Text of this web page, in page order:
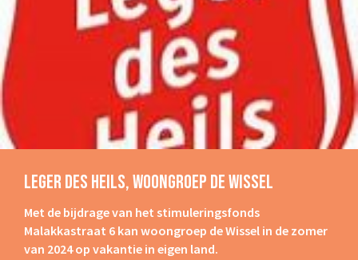
Leger Des Heils, Woongroep De Wissel
Met de bijdrage van het stimuleringsfonds
Malakkastraat 6 kan woongroep de Wissel in de zomer
van 2024 op vakantie in eigen land.